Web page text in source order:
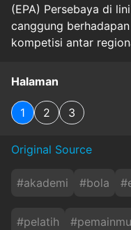
(EPA) Persebaya di
canggung
kompetisi antar
Halaman
1 2 3
Original Source
#akademi #bola #
#pelatih #